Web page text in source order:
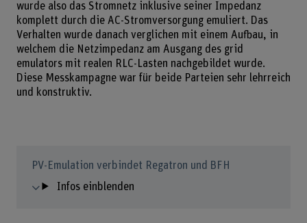
wurde also das Stromnetz inklusive seiner Impedanz
komplett durch die AC-Stromversorgung emuliert. Das
Verhalten wurde danach verglichen mit einem Aufbau, in
welchem die Netzimpedanz am Ausgang des grid
emulators mit realen RLC-Lasten nachgebildet wurde.
Diese Messkampagne war für beide Parteien sehr lehrreich
und konstruktiv.
PV-Emulation verbindet Regatron und BFH
Infos einblenden